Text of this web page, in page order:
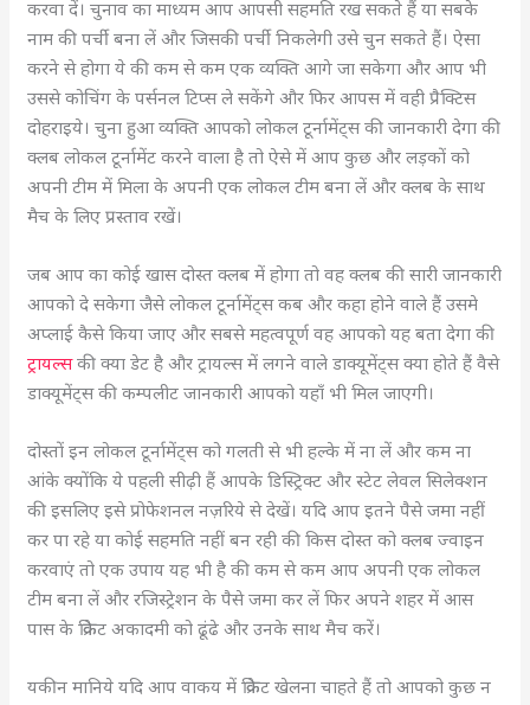
करवा दें। चुनाव का माध्यम आप आपसी सहमति रख सकते हैं या सबके
नाम की पर्ची बना लें और जिसकी पर्ची निकलेगी उसे चुन सकते हैं। ऐसा
करने से होगा ये की कम से कम एक व्यक्ति आगे जा सकेगा और आप भी
उससे कोचिंग के पर्सनल टिप्स ले सकेंगे और फिर आपस में वही प्रैक्टिस
दोहराइये। चुना हुआ व्यक्ति आपको लोकल टूर्नामेंट्स की जानकारी देगा की
क्लब लोकल टूर्नामेंट करने वाला है तो ऐसे में आप कुछ और लड़कों को
अपनी टीम में मिला के अपनी एक लोकल टीम बना लें और क्लब के साथ
मैच के लिए प्रस्ताव रखें।
जब आप का कोई खास दोस्त क्लब में होगा तो वह क्लब की सारी जानकारी
आपको दे सकेगा जैसे लोकल टूर्नामेंट्स कब और कहा होने वाले हैं उसमे
अप्लाई कैसे किया जाए और सबसे महत्वपूर्ण वह आपको यह बता देगा की
ट्रायल्सकी क्या डेट है और ट्रायल्स में लगने वाले डाक्यूमेंट्स क्या होते हैं वैसे
डाक्यूमेंट्स की कम्पलीट जानकारी आपको यहाँ भी मिल जाएगी।
दोस्तों इन लोकल टूर्नामेंट्स को गलती से भी हल्के में ना लें और कम ना
आंके क्योंकि ये पहली सीढ़ी हैं आपके डिस्ट्रिक्ट और स्टेट लेवल सिलेक्शन
की इसलिए इसे प्रोफेशनल नज़रिये से देखें। यदि आप इतने पैसे जमा नहीं
कर पा रहे या कोई सहमति नहीं बन रही की किस दोस्त को क्लब ज्वाइन
करवाएं तो एक उपाय यह भी है की कम से कम आप अपनी एक लोकल
टीम बना लें और रजिस्ट्रेशन के पैसे जमा कर लें फिर अपने शहर में आस
पास के क्रिकेट अकादमी को ढूंढे और उनके साथ मैच करें।
यकीन मानिये यदि आप वाकय में क्रिकेट खेलना चाहते हैं तो आपको कुछ न